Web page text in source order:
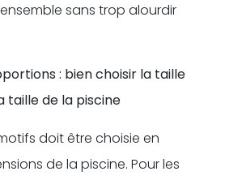
sans trop alourdir
: bien choisir la taille
taille de la piscine
doit être choisie en
de la piscine. Pour les